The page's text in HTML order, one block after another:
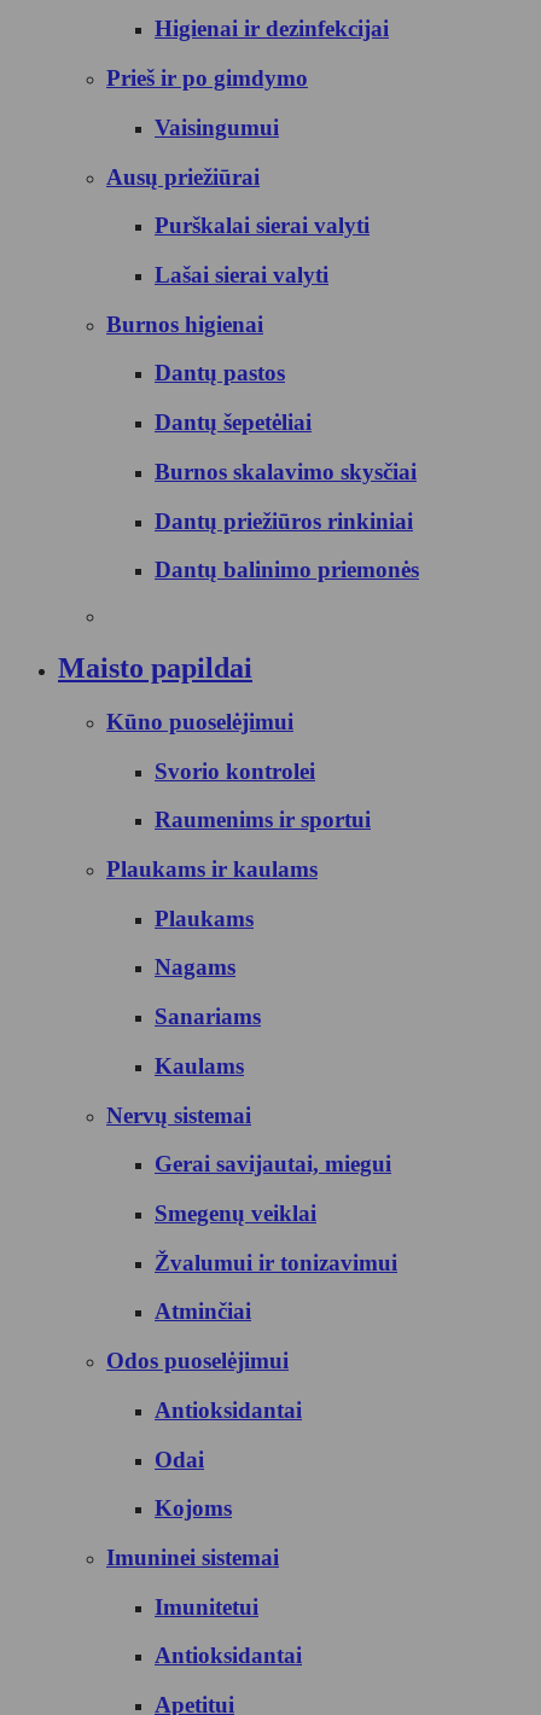
Higienai ir dezinfekcijai
Prieš ir po gimdymo
Vaisingumui
Ausų priežiūrai
Purškalai sierai valyti
Lašai sierai valyti
Burnos higienai
Dantų pastos
Dantų šepetėliai
Burnos skalavimo skysčiai
Dantų priežiūros rinkiniai
Dantų balinimo priemonės
Maisto papildai
Kūno puoselėjimui
Svorio kontrolei
Raumenims ir sportui
Plaukams ir kaulams
Plaukams
Nagams
Sanariams
Kaulams
Nervų sistemai
Gerai savijautai, miegui
Smegenų veiklai
Žvalumui ir tonizavimui
Atminčiai
Odos puoselėjimui
Antioksidantai
Odai
Kojoms
Imuninei sistemai
Imunitetui
Antioksidantai
Apetitui